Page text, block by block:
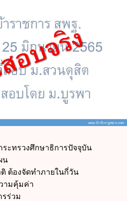
ระทรวงศึกษาธิการปัจจุบัน
น
ต้องจัดทำภายในกี่วัน
ามคุ้มค่า
รร่วม